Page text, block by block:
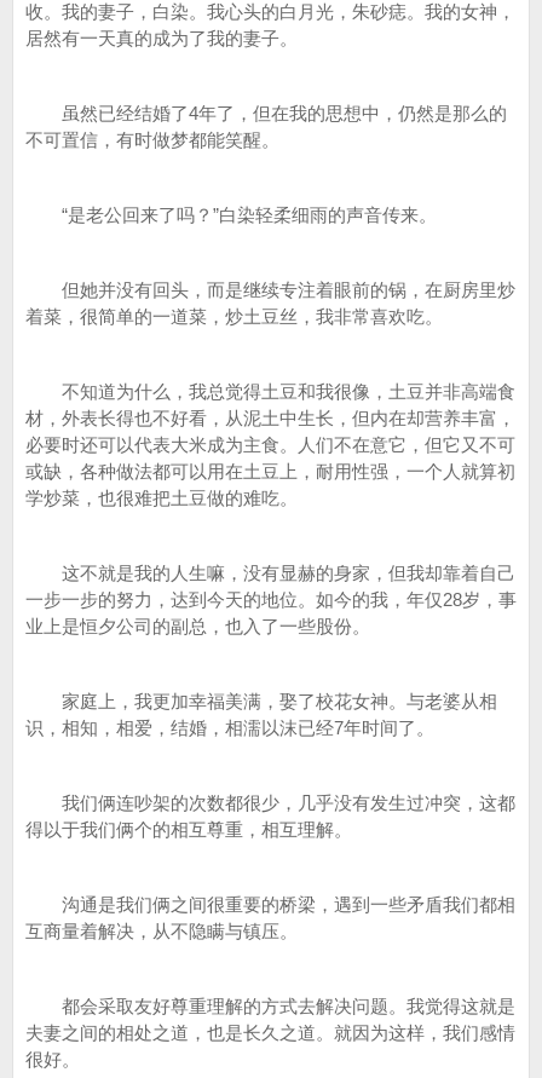
收。我的妻子，白染。我心头的白月光，朱砂痣。我的女神，
居然有一天真的成为了我的妻子。
虽然已经结婚了4年了，但在我的思想中，仍然是那么的
不可置信，有时做梦都能笑醒。
“是老公回来了吗？”白染轻柔细雨的声音传来。
但她并没有回头，而是继续专注着眼前的锅，在厨房里炒
着菜，很简单的一道菜，炒土豆丝，我非常喜欢吃。
不知道为什么，我总觉得土豆和我很像，土豆并非高端食
材，外表长得也不好看，从泥土中生长，但内在却营养丰富，
必要时还可以代表大米成为主食。人们不在意它，但它又不可
或缺，各种做法都可以用在土豆上，耐用性强，一个人就算初
学炒菜，也很难把土豆做的难吃。
这不就是我的人生嘛，没有显赫的身家，但我却靠着自己
一步一步的努力，达到今天的地位。如今的我，年仅28岁，事
业上是恒夕公司的副总，也入了一些股份。
家庭上，我更加幸福美满，娶了校花女神。与老婆从相
识，相知，相爱，结婚，相濡以沫已经7年时间了。
我们俩连吵架的次数都很少，几乎没有发生过冲突，这都
得以于我们俩个的相互尊重，相互理解。
沟通是我们俩之间很重要的桥梁，遇到一些矛盾我们都相
互商量着解决，从不隐瞒与镇压。
都会采取友好尊重理解的方式去解决问题。我觉得这就是
夫妻之间的相处之道，也是长久之道。就因为这样，我们感情
很好。